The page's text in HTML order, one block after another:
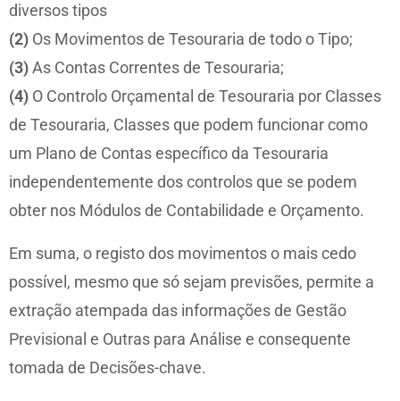
diversos tipos
(2) Os Movimentos de Tesouraria de todo o Tipo;
(3)As Contas Correntes de Tesouraria;
(4) O Controlo Orçamental de Tesouraria por Classes
de Tesouraria, Classes que podem funcionar como
um Plano de Contas específico da Tesouraria
independentemente dos controlos que se podem
obter nos Módulos de Contabilidade e Orçamento.
Em suma, o registo dos movimentos o mais cedo
possível, mesmo que só sejam previsões, permite a
extração atempada das informações de Gestão
Previsional e Outras para Análise e consequente
tomada de Decisões-chave.